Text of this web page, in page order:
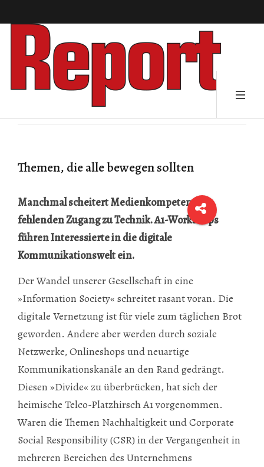
Themen, die alle bewegen sollten
Manchmal scheitert Medienkompetenz am
fehlenden Zugang zu Technik. A1-Workshops
führen Interessierte in die digitale
Kommunikationswelt ein.
Der Wandel unserer Gesellschaft in eine
»Information Society« schreitet rasant voran. Die
digitale Vernetzung ist für viele zum täglichen Brot
geworden. Andere aber werden durch soziale
Netzwerke, Onlineshops und neuartige
Kommunikationskanäle an den Rand gedrängt.
Diesen »Divide« zu überbrücken, hat sich der
heimische Telco-Platzhirsch A1 vorgenommen.
Waren die Themen Nachhaltigkeit und Corporate
Social Responsibility (CSR) in der Vergangenheit in
mehreren Bereichen des Unternehmens